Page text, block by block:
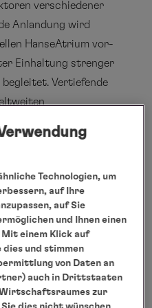
verschiedener
Anlandung wird
HanseAtrium vor-
Einhaltung strenger
begleitet. Vertiefende
dem
an Bord mit Study
großen Touch-
Gäste die
Landgängen und
bei eigenen Studien
– bereitgestellt vom
für
Wissenschaftlern,
Technologien, um
auf Ihre
auf Sie
und Ihnen einen
einem Klick auf
dies und stimmen
von Daten an
auch in Drittstaaten
zur